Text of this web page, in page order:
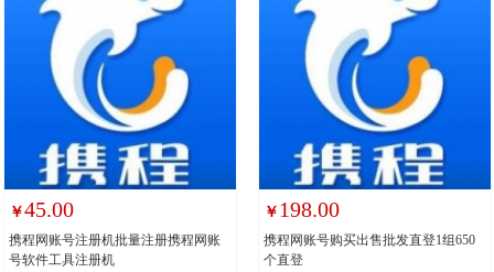
￥45.00
携程网账号注册机批量注册携程网账
号软件工具注册机
￥ 198.00
携程网账号购买出售批发直登1组650
个直登